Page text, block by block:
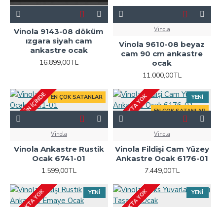
Vinola 9143-08 döküm
ızgara siyah cam
ankastre ocak
16.899,00TL
Vinola
Vinola 9610-08 beyaz
cam 90 cm ankastre
ocak
11.000,00TL
EN ÇOK SATANLAR
2-3 GÜN IÇINDE
Vinola
Vinola Ankastre Rustik
Ocak 6741-01
1.599,00TL
YENI
EN ÇOK SATANLAR
STOKTA YOK
Vinola
Vinola Fildişi Cam Yüzey
Ankastre Ocak 6176-01
7.449,00TL
YENI YENI